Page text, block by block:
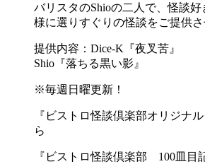
バリスタのShioの二人で、怪談
様に選りすぐりの怪談をご提供さ
提供内容：Dice-K『夜叉苦』
Shio『落ちる黒い影』
※毎週日曜更新！
『ビストロ怪談倶楽部オリジナ
ら
『ビストロ怪談倶楽部 100皿目